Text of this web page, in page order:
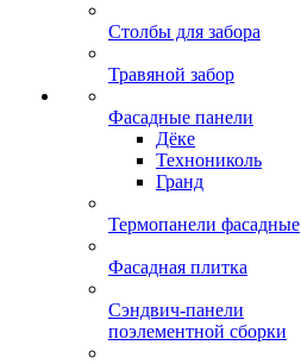
Столбы для забора
Травяной забор
Фасадные панели
Дёке
Технониколь
Гранд
Термопанели фасадные
Фасадная плитка
Сэндвич-панели
поэлементной сборки